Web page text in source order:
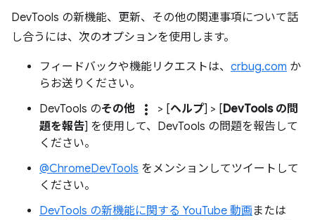
DevTools の新機能、更新、その他の関連事項について話
し合うには、次のオプションを使用します。
フィードバックや機能リクエストは、 crbug.com か
らお送りください。
DevTools のその他 more_vert > [ヘルプ] > [DevTools の問
題を報告] を使用して、DevTools の問題を報告して
ください。
@ChromeDevTools をメンションしてツイートして
ください。
DevTools の新機能に関する YouTube 動画 または